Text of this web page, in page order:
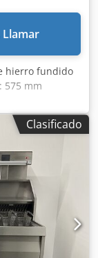
Llamar
hierro fundido
575 mm
Crsdpfxszmw
Clasificado